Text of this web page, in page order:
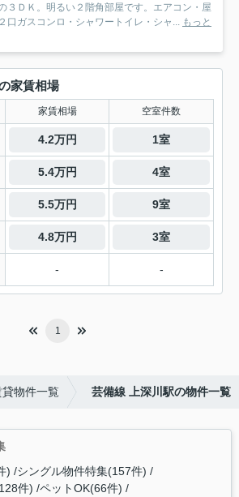
３ＤＫ。明るい２階角部屋です。エアコン・屋
口ガスコンロ・シャワートイレ・シャ...
もっと
家賃相場
家賃相場 空室件数
4.2万円 1室
5.4万円 4室
5.5万円 9室
4.8万円 3室
- -
1
物件一覧 芸備線 上深川駅の物件一覧
) シングル物件特集(157件)
件) ペットOK(66件)